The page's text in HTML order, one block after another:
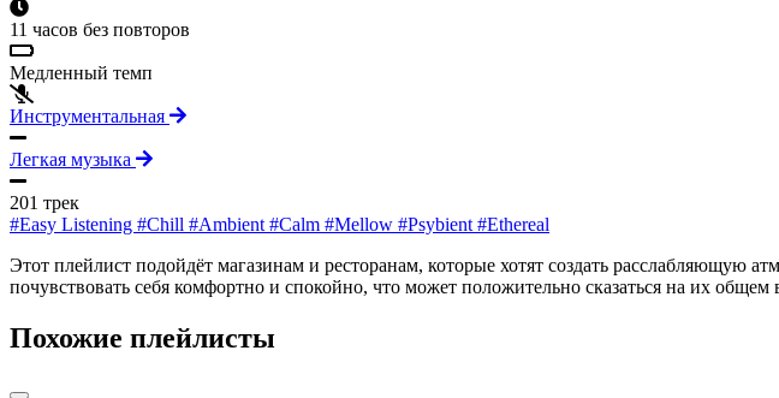
11 часов без повторов
Медленный темп
Инструментальная
Легкая музыка
201 трек
#Easy Listening #Chill #Ambient #Calm #Mellow #Psybient #Ethereal
Этот плейлист подойдёт магазинам и ресторанам, которые хотят создать расслабляющую
почувствовать себя комфортно и спокойно, что может положительно сказаться на их общем
Похожие плейлисты